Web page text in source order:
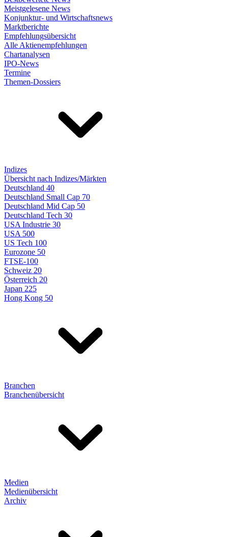
Meistgelesene News
Konjunktur- und Wirtschaftsnews
Marktberichte
Empfehlungsübersicht
Alle Aktienempfehlungen
Chartanalysen
IPO-News
Termine
Themen-Dossiers
Indizes
Übersicht nach Indizes/Märkten
Deutschland 40
Deutschland Small Cap 70
Deutschland Mid Cap 50
Deutschland Tech 30
USA Industrie 30
USA 500
US Tech 100
Eurozone 50
FTSE-100
Schweiz 20
Österreich 20
Japan 225
Hong Kong 50
Branchen
Branchenübersicht
Medien
Medienübersicht
Archiv